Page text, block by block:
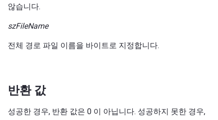
않습니다.
szFileName
전체 경로 파일 이름을 바이트로 지정합니다.
반환 값
성공한 경우, 반환 값은 0 이 아닙니다. 성공하지 못한 경우,